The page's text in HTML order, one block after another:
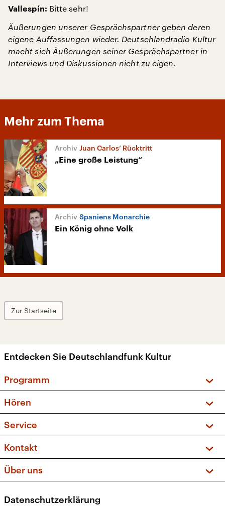
Vallespín: Bitte sehr!
Äußerungen unserer Gesprächspartner geben deren
eigene Auffassungen wieder. Deutschlandradio Kultur
macht sich Äußerungen seiner Gesprächspartner in
Interviews und Diskussionen nicht zu eigen.
Mehr zum Thema
Juan Carlos‘ Rücktritt
„Eine große Leistung“
Spaniens Monarchie
Ein König ohne Volk
Zur Startseite
Entdecken Sie Deutschlandfunk Kultur
Programm
Sendungen und Podcasts
Musikliste
Kakadu – Das Kinderprogramm
Hören
Frequenzen (UKW + DAB+)
Service
FAQ
Apps
Newsletter
Veranstaltungen
Kontakt
Social Media
Über uns
Presse
Datenschutzerklärung